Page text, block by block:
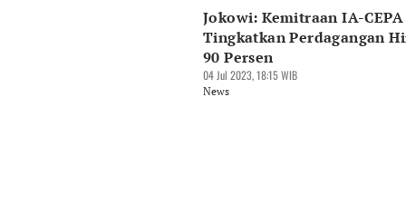
Jokowi: Kemitraan IA-CEPA
Tingkatkan Perdagangan
90 Persen
04 Jul 2023, 18:15 WIB
News